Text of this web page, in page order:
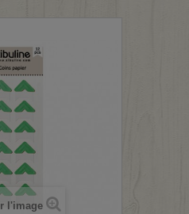
l'image